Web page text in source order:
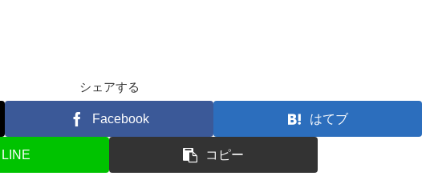
シェアする
Facebook はてブ
LINE コピー